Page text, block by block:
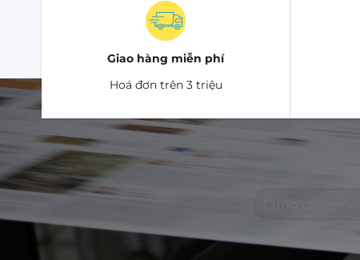
Giao hàng miễn phí
Hoá đơn trên 3 triệu